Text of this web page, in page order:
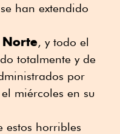
han extendido
, y todo el
totalmente y de
por
miércoles en su
estos horribles